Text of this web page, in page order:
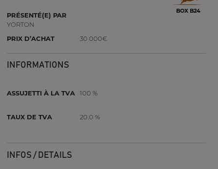
BOX B24
PRÉSENTÉ(E) PAR
YORTON
PRIX D’ACHAT
30 000€
INFORMATIONS
ASSUJETTI À LA TVA 100 %
TAUX DE TVA 20.0 %
INFOS / DETAILS